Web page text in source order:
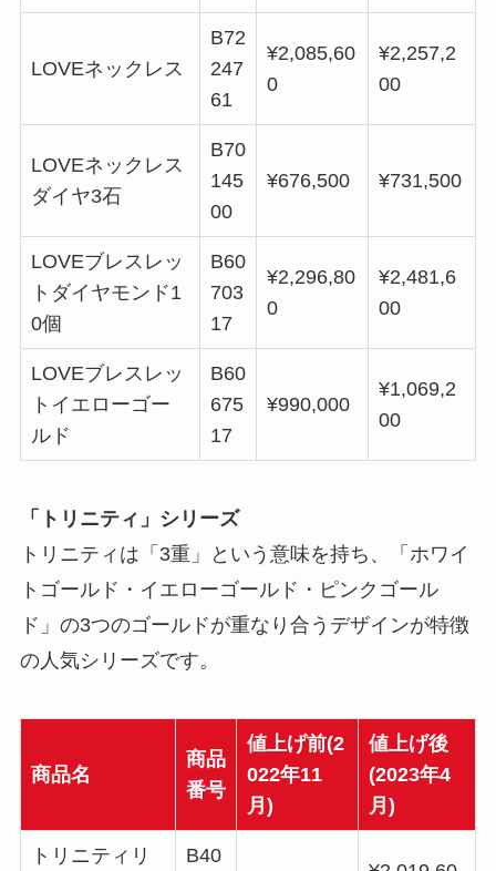
LOVEネックレス
B72
247
61
¥2,085,60
0
¥2,257,2
00
LOVEネックレス
ダイヤ3石
B70
145
00
¥676,500 ¥731,500
LOVEブレスレッ
トダイヤモンド1
0個
B60
703
17
¥2,296,80
0
¥2,481,6
00
LOVEブレスレッ
トイエローゴー
ルド
B60
675
17
¥990,000
¥1,069,2
00
「トリニティ」シリーズ
トリニティは「3重」という意味を持ち、「ホワイ
トゴールド・イエローゴールド・ピンクゴール
ド」の3つのゴールドが重なり合うデザインが特徴
の人気シリーズです。
商品名
商品
番号
値上げ前(2
022年11
月)
値上げ後
(2023年4
月)
トリニティリ
B40